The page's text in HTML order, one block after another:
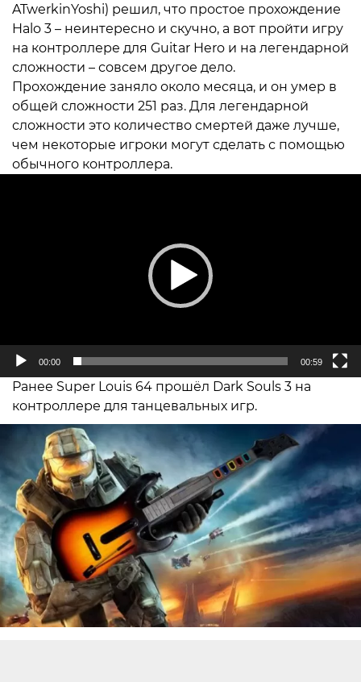
ATwerkinYoshi) решил, что простое прохождение
Halo 3 – неинтересно и скучно, а вот пройти игру
на контроллере для Guitar Hero и на легендарной
сложности – совсем другое дело.
Прохождение заняло около месяца, и он умер в
общей сложности 251 раз. Для легендарной
сложности это количество смертей даже лучше,
чем некоторые игроки могут сделать с помощью
обычного контроллера.
00:00 00:59
Ранее Super Louis 64 прошёл Dark Souls 3 на
контроллере для танцевальных игр.